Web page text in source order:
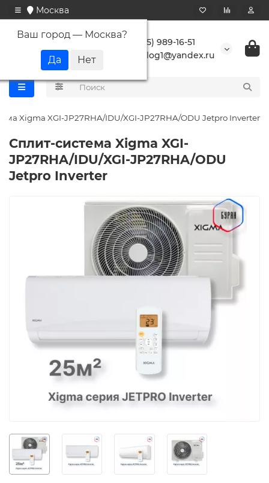
Москва
Ваш город — Москва?
+7 (495) 989-16-51
buranlog1@yandex.ru
Xigma XGI-JP27RHA/IDU/XGI-JP27RHA/ODU Jetpro Inverter
Сплит-система Xigma XGI-
JP27RHA/IDU/XGI-JP27RHA/ODU
Jetpro Inverter